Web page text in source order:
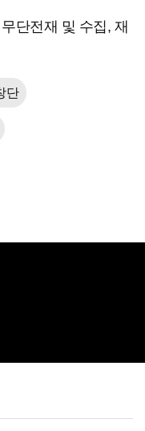
단전재 및 수집, 재
단